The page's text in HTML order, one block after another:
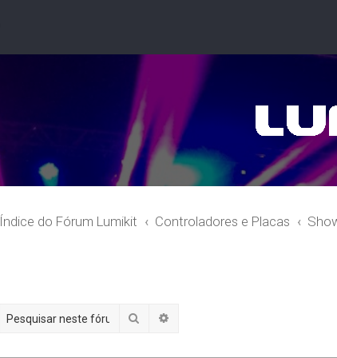
Índice do Fórum Lumikit Controladores e Placas
Pesquisar